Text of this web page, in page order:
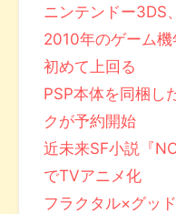
ニンテンドー3DS
2010年のゲーム
初めて上回る
PSP本体を同梱し
クが予約開始
近未来SF小説『
でTVアニメ化
フラクタル×グッ